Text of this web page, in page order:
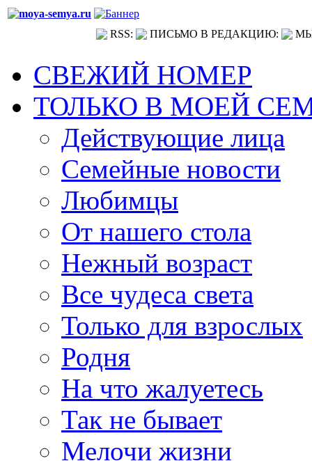
RSS: ПИСЬМО В РЕДАКЦИЮ:
СВЕЖИЙ НОМЕР
ТОЛЬКО В МОЕЙ
Действующие лица
Семейные новости
Любимцы
От нашего стола
Нежный возраст
Все чудеса света
Только для взрослых
Родня
На что жалуетесь
Так не бывает
Мелочи жизни